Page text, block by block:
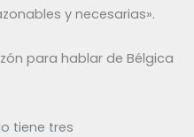
y necesarias».
para hablar de Bélgica
tiene tres